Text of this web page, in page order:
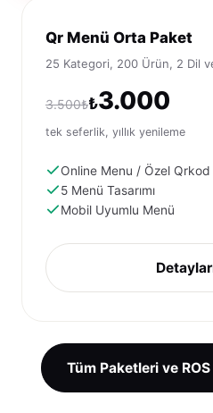
Qr Menü Orta Paket
25 Kategori, 200 Ürün, 2 Dil
3.500₺₺3.000
tek seferlik, yıllık yenileme
Online Menu / Özel Qrkod
5 Menü Tasarımı
Mobil Uyumlu Menü
Tüm Paketleri ve